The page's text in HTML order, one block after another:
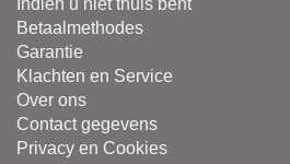
Indien u niet thuis bent
Betaalmethodes
Garantie
Klachten en Service
Over ons
Contact gegevens
Privacy en Cookies